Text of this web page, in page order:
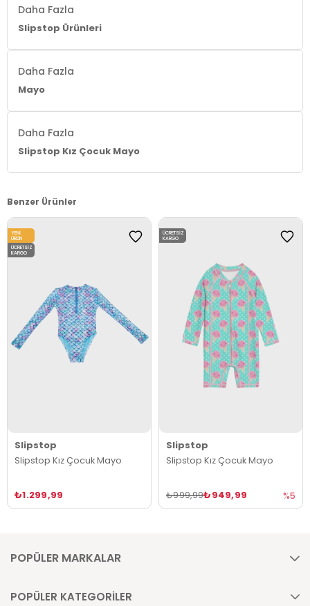
Daha Fazla
Slipstop Ürünleri
Daha Fazla
Mayo
Daha Fazla
Slipstop Kız Çocuk Mayo
Benzer Ürünler
Slipstop
Slipstop Kız Çocuk Mayo
₺1.299,99
YENI
ÜRÜN
ÜCRETSIZ
KARGO
Slipstop
Slipstop Kız Çocuk Mayo
₺949,99
₺999,99 %5
ÜCRETSIZ
KARGO
POPÜLER MARKALAR
POPÜLER KATEGORİLER